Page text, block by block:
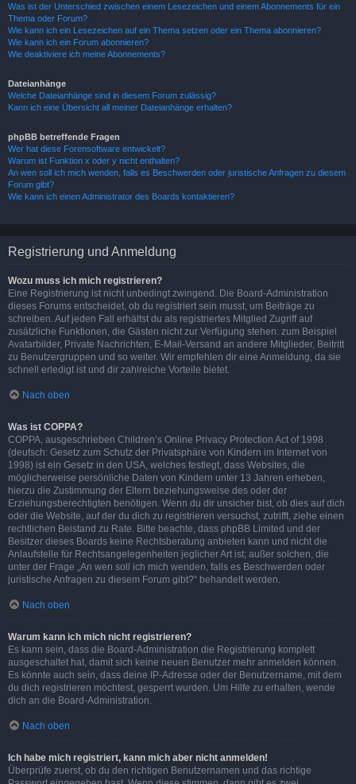
Was ist der Unterschied zwischen einem Lesezeichen und einem Abonnements für ein
Thema oder Forum?
Wie kann ich ein Lesezeichen auf ein Thema setzen oder ein Thema abonnieren?
Wie kann ich ein Forum abonnieren?
Wie deaktiviere ich meine Abonnements?
Dateianhänge
Welche Dateianhänge sind in diesem Forum zulässig?
Kann ich eine Übersicht all meiner Dateianhänge erhalten?
phpBB betreffende Fragen
Wer hat diese Forensoftware entwickelt?
Warum ist Funktion x oder y nicht enthalten?
An wen soll ich mich wenden, falls es Beschwerden oder juristische Anfragen zu diesem
Forum gibt?
Wie kann ich einen Administrator des Boards kontaktieren?
Registrierung und Anmeldung
Wozu muss ich mich registrieren?
Eine Registrierung ist nicht unbedingt zwingend. Die Board-Administration
dieses Forums entscheidet, ob du registriert sein musst, um Beiträge zu
schreiben. Auf jeden Fall erhältst du als registriertes Mitglied Zugriff auf
zusätzliche Funktionen, die Gästen nicht zur Verfügung stehen: zum Beispiel
Avatarbilder, Private Nachrichten, E-Mail-Versand an andere Mitglieder, Beitritt
zu Benutzergruppen und so weiter. Wir empfehlen dir eine Anmeldung, da sie
schnell erledigt ist und dir zahlreiche Vorteile bietet.
Nach oben
Was ist COPPA?
COPPA, ausgeschrieben Children’s Online Privacy Protection Act of 1998
(deutsch: Gesetz zum Schutz der Privatsphäre von Kindern im Internet von
1998) ist ein Gesetz in den USA, welches festlegt, dass Websites, die
möglicherweise persönliche Daten von Kindern unter 13 Jahren erheben,
hierzu die Zustimmung der Eltern beziehungsweise des oder der
Erziehungsberechtigten benötigen. Wenn du dir unsicher bist, ob dies auf dich
oder die Website, auf der du dich zu registrieren versuchst, zutrifft, ziehe einen
rechtlichen Beistand zu Rate. Bitte beachte, dass phpBB Limited und der
Besitzer dieses Boards keine Rechtsberatung anbieten kann und nicht die
Anlaufstelle für Rechtsangelegenheiten jeglicher Art ist; außer solchen, die
unter der Frage „An wen soll ich mich wenden, falls es Beschwerden oder
juristische Anfragen zu diesem Forum gibt?“ behandelt werden.
Nach oben
Warum kann ich mich nicht registrieren?
Es kann sein, dass die Board-Administration die Registrierung komplett
ausgeschaltet hat, damit sich keine neuen Benutzer mehr anmelden können.
Es könnte auch sein, dass deine IP-Adresse oder der Benutzername, mit dem
du dich registrieren möchtest, gesperrt wurden. Um Hilfe zu erhalten, wende
dich an die Board-Administration.
Nach oben
Ich habe mich registriert, kann mich aber nicht anmelden!
Überprüfe zuerst, ob du den richtigen Benutzernamen und das richtige